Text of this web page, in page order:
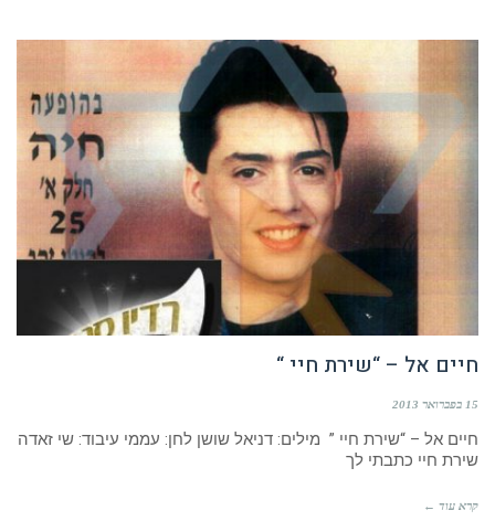
חיים אל – “שירת חיי “
15 בפברואר 2013
חיים אל – “שירת חיי ” מילים: דניאל שושן לחן: עממי עיבוד: שי זאדה
שירת חיי כתבתי לך
קרא עוד ←